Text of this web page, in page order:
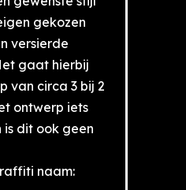
gekozen
versierde
gaat hierbij
van circa 3 bij 2
ontwerp iets
is dit ook geen
naam: